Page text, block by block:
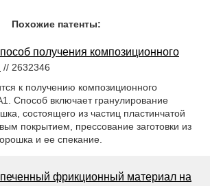
Похожие патенты:
получения композиционного
// 2632346
к получению композиционного
Способ включает гранулирование
состоящего из частиц пластинчатой
покрытием, прессование заготовки из
и ее спекание.
фрикционный материал на